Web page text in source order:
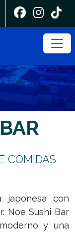
COMIDAS
japonesa con
Noe Sushi Bar
y una